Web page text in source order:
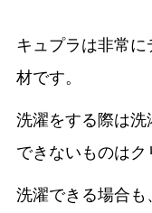
キュプラは非常
材です。
洗濯をする際は
できないものはク
洗濯できる場合も